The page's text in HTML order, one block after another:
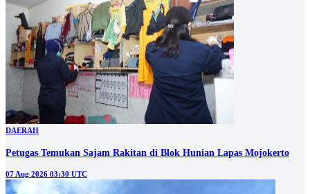
DAERAH
Petugas Temukan Sajam Rakitan di Blok Hunian Lapas Mojokerto
07 Aug 2026 03:30 UTC